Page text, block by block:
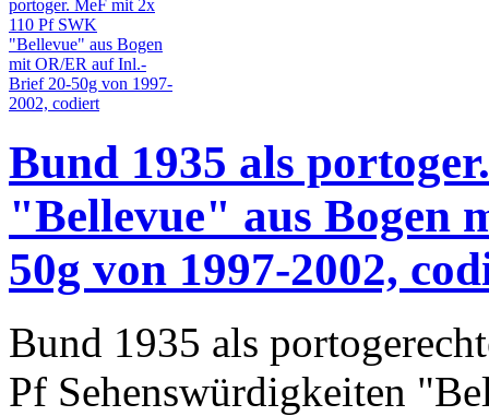
Bund 1935 als
"Bellevue" aus Bogen
50g von 1997-2002,
Bund 1935 als
Pf Sehenswürdigkeiten